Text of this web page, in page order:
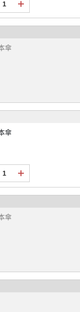
傘
傘
傘